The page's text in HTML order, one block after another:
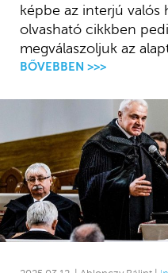
képbe az interjú valós
olvasható cikkben
megválaszoljuk az
BŐVEBBEN >>>